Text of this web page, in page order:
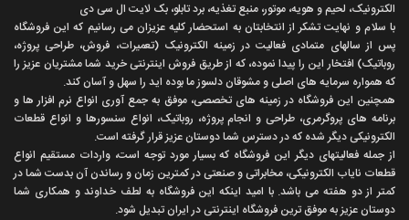
الکترونیک، لحیم و هویه، موتور، منبع تغذیه، برد تابلو، بک لایت ال سی دی
با سلام و نهايت تشکر از انتخابتان به استحضار کليه عزيزان می رسانيم که اين فروشگاه
پس از سالهای متمادی فعاليت در زمينه الکترونيک (تعميرات، فروش، طراحی پروژه،
روباتيک) افتخار اين را پيدا نموده، که از طريق فروش اينترنتی خريد شما مشتريان عزيز را
که همواره سرمايه های اصلی و مشوقان دلسوز ما بوده ايد را سهل و آسان کند.
همچنين اين فروشگاه در زمينه های تخصصی، موفق به جمع آوری انواع نرم افزار ها و
برنامه های پروگرمری، طراحی و انجام پروژه، روباتيک، انواع سنسورها و انواع قطعات
الکترونيکی ديگر شده که در دسترس شما دوستان عزيز قرار گرفته است.
از جمله فعاليتهای ديگر اين فروشگاه که بسيار مورد توجه است، واردات مستقیم انواع
قطعات ناياب الکترونيکی، مخابراتی و صنعتی در کمترين زمان و رساندن آن بدست شما در
کمتر از دو هفته می باشد. با اميد اينکه اين فروشگاه به لطف خداوند و همکاری شما
دوستان عزيز به موفق ترين فروشگاه اینترنتی در ایران تبديل شود.